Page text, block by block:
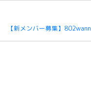
【新メンバー募集】